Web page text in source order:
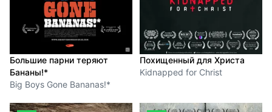
Большие парни теряют
Бананы!*
Big Boys Gone Bananas!*
Похищенный для Христа
Kidnapped for Christ